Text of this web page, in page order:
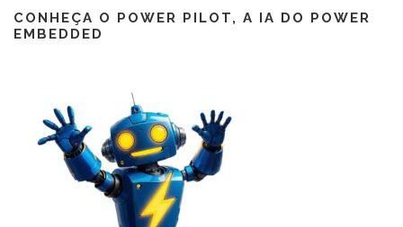
CONHEÇA O POWER PILOT, A IA DO POWER
EMBEDDED